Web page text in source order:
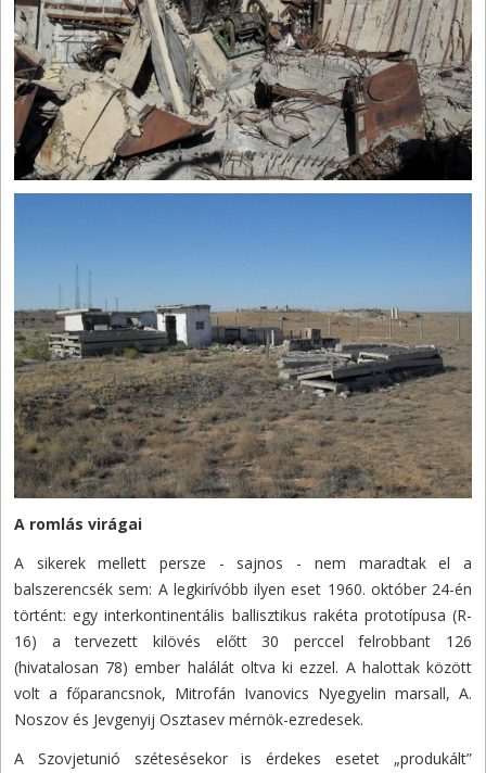
A romlás virágai
A sikerek mellett persze - sajnos - nem maradtak el a
balszerencsék sem: A legkirívóbb ilyen eset 1960. október 24-én
történt: egy interkontinentális ballisztikus rakéta prototípusa (R-
16) a tervezett kilövés előtt 30 perccel felrobbant 126
(hivatalosan 78) ember halálát oltva ki ezzel. A halottak között
volt a főparancsnok, Mitrofán Ivanovics Nyegyelin marsall, A.
Noszov és Jevgenyij Osztasev mérnök-ezredesek.
A Szovjetunió szétesésekor is érdekes esetet „produkált”